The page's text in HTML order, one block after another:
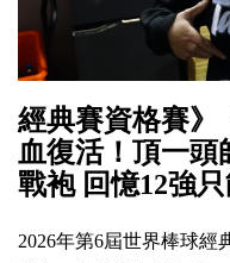
經典賽資格賽》
血復活！頂一頭
戰袍 回憶12強
2026年第6屆世界棒球經